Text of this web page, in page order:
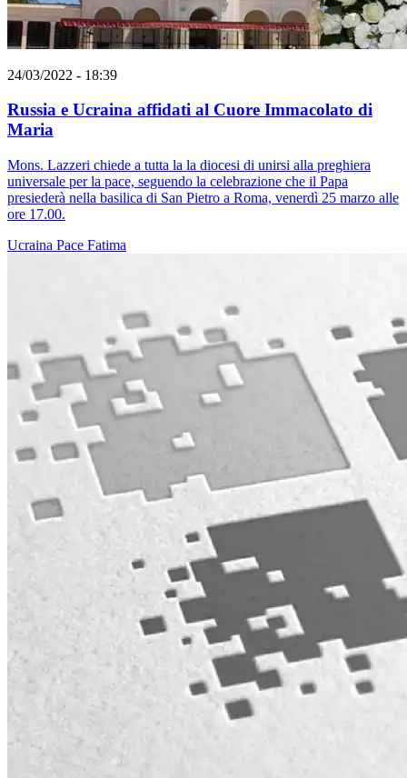
24/03/2022 - 18:39
Russia e Ucraina affidati al Cuore Immacolato di
Maria
Mons. Lazzeri chiede a tutta la la diocesi di unirsi alla preghiera
universale per la pace, seguendo la celebrazione che il Papa
presiederà nella basilica di San Pietro a Roma, venerdì 25 marzo alle
ore 17.00.
Ucraina Pace Fatima